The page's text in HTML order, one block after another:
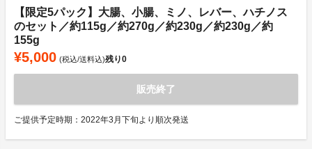
【限定5パック】大腸、小腸、ミノ、レバー、ハチノス
のセット／約115g／約270g／約230g／約230g／約
155g
¥5,000 (税込/送料込)残り0
販売終了
ご提供予定時期：2022年3月下旬より順次発送